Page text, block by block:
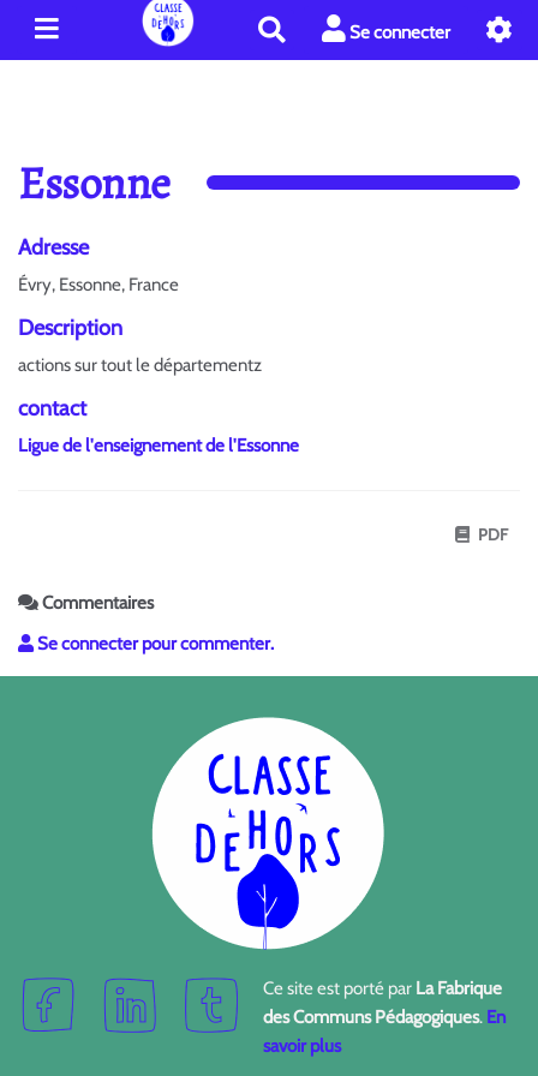
e
c
Se connecter
Essonne
Adresse
Évry, Essonne, France
Description
actions sur tout le départementz
contact
Ligue de l'enseignement de l'Essonne
PDF
Commentaires
Se connecter pour commenter.
Ce site est porté par La Fabrique
des Communs Pédagogiques. En
savoir plus